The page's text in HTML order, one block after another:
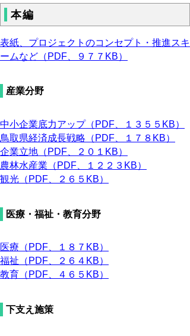
本編
表紙、プロジェクトのコンセプト・推進スキ
ームなど（PDF、９７７KB）
産業分野
中小企業底力アップ（PDF、１３５５KB）
鳥取県経済成長戦略（PDF、１７８KB）
企業立地（PDF、２０１KB）
農林水産業（PDF、１２２３KB）
観光（PDF、２６５KB）
医療・福祉・教育分野
医療（PDF、１８７KB）
福祉（PDF、２６４KB）
教育（PDF、４６５KB）
下支え施策